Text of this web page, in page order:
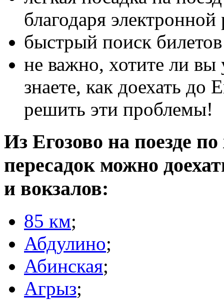
благодаря
быстрый поиск
не важно, хотите ли вы
знаете, как доехать
решить эти проблемы!
Из Егозово на поезде
пересадок можно
и вокзалов:
85 км;
Абдулино;
Абинская;
Агрыз;